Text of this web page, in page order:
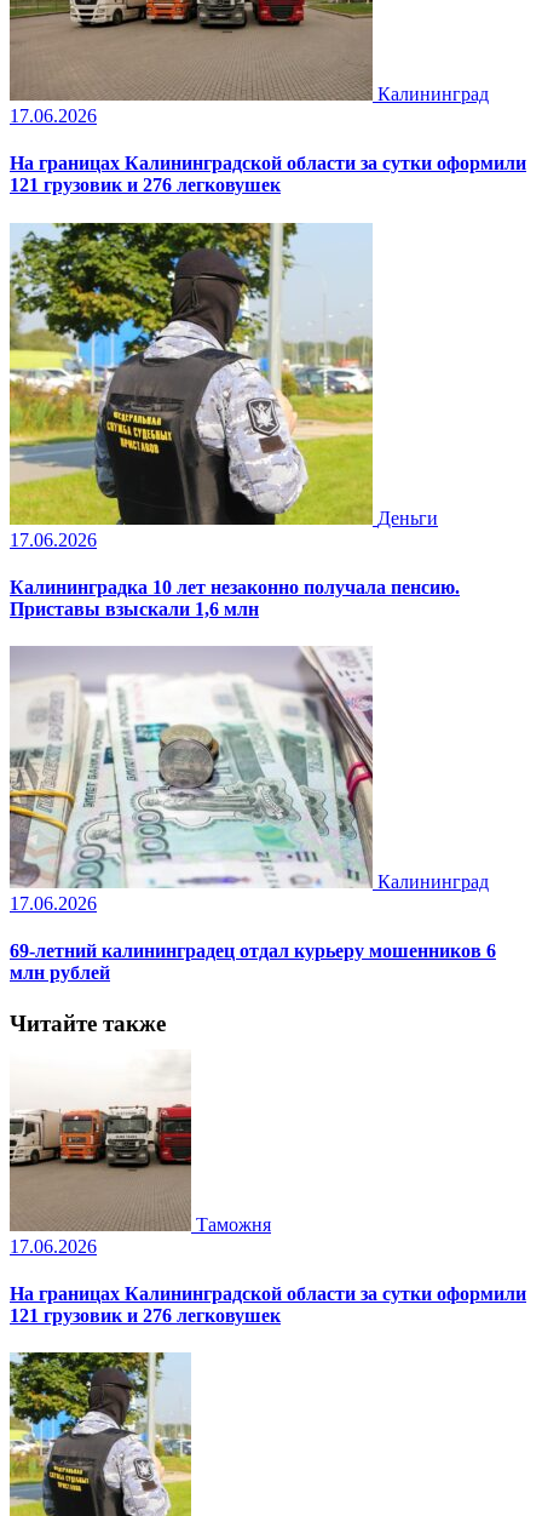
Калининград
17.06.2026
На границах Калининградской области за сутки оформили
121 грузовик и 276 легковушек
Деньги
17.06.2026
Калининградка 10 лет незаконно получала пенсию.
Приставы взыскали 1,6 млн
Калининград
17.06.2026
69-летний калининградец отдал курьеру мошенников 6
млн рублей
Читайте также
Таможня
17.06.2026
На границах Калининградской области за сутки оформили
121 грузовик и 276 легковушек